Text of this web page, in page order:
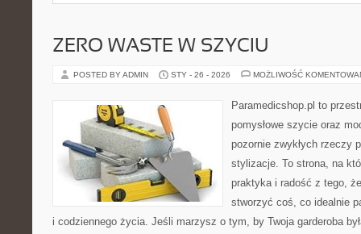
ZERO WASTE W SZYCIU
POSTED BY ADMIN STY - 26 - 2026 MOŻLIWOŚĆ
Paramedicshop.pl to
pomysłowe szycie oraz
pozornie zwykłych rzeczy
stylizacje. To strona, na
praktyka i radość z tego,
stworzyć coś, co idealnie
i codziennego życia. Jeśli marzysz o tym, by Twoja garderoba